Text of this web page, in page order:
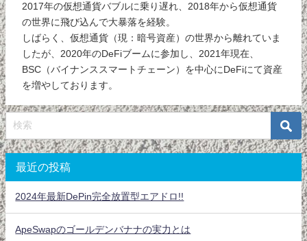
2017年の仮想通貨バブルに乗り遅れ、2018年から仮想通貨
の世界に飛び込んで大暴落を経験。
しばらく、仮想通貨（現：暗号資産）の世界から離れていま
したが、2020年のDeFiブームに参加し、2021年現在、
BSC（バイナンススマートチェーン）を中心にDeFiにて資産
を増やしております。
最近の投稿
2024年最新DePin完全放置型エアドロ!!
ApeSwapのゴールデンバナナの実力とは